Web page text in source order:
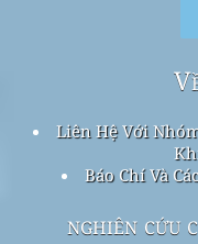
Liên Hệ Với
Báo Chí Và
nghiên cứu